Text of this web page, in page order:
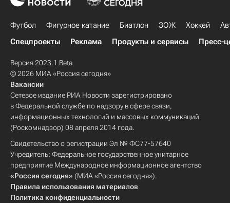
Футбол Фигурное катание Биатлон ЗОЖ Хоккей
Спецпроекты
Реклама Продукты и сервисы Пресс-
Версия 2023.1 Beta
© 2026 МИА «Россия сегодня»
Вакансии
Сетевое издание РИА Новости зарегистрировано
в Федеральной службе по надзору в сфере связи,
информационных технологий и массовых коммуникаций
(Роскомнадзор) 08 апреля 2014 года.
Свидетельство о регистрации Эл № ФС77-57640
Учредитель: Федеральное государственное унитарное
предприятие Международное информационное агентство
«Россия сегодня» (МИА «Россия сегодня»).
Правила использования материалов
Политика конфиденциальности